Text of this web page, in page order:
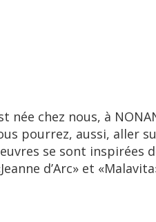
née chez nous, à
pourrez, aussi, aller
se sont inspirées
d’Arc» et